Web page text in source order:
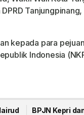
kepada para
Indonesia
BPJN Kepri